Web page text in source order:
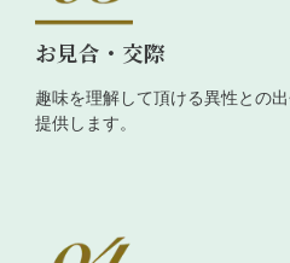
お見合・交際
趣味を理解して頂ける異性との
提供します。